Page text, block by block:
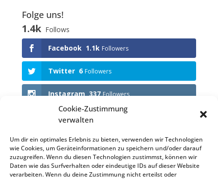
Cookie-Zustimmung
verwalten
Um dir ein optimales Erlebnis zu bieten, verwenden wir Technologien
wie Cookies, um Geräteinformationen zu speichern und/oder darauf
zuzugreifen. Wenn du diesen Technologien zustimmst, können wir
Daten wie das Surfverhalten oder eindeutige IDs auf dieser Website
verarbeiten. Wenn du deine Zustimmung nicht erteilst oder
Folge uns!
1.4k Follows
Facebook 1.1k Followers
Twitter 6 Followers
Instagram 337 Followers
Anstehende Events
KEINE VERANSTALTUNGEN